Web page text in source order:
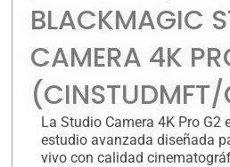
BLACKMAGIC
CAMERA 4K
La Studio Camera 4K Pro G2
estudio avanzada diseñada
vivo con calidad